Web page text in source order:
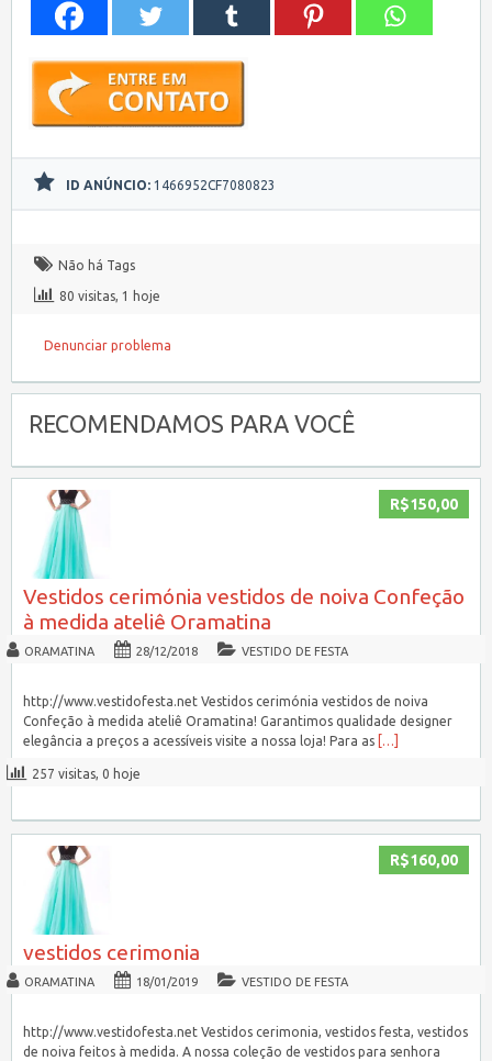
ID ANÚNCIO: 1466952CF7080823
Não há Tags
80 visitas, 1 hoje
Denunciar problema
RECOMENDAMOS PARA VOCÊ
R$150,00
Vestidos cerimónia vestidos de noiva Confeção
à medida ateliê Oramatina
ORAMATINA 28/12/2018 VESTIDO DE FESTA
http://www.vestidofesta.net Vestidos cerimónia vestidos de noiva
Confeção à medida ateliê Oramatina! Garantimos qualidade designer
elegância a preços a acessíveis visite a nossa loja! Para as
[…]
257 visitas, 0 hoje
R$160,00
vestidos cerimonia
ORAMATINA 18/01/2019 VESTIDO DE FESTA
http://www.vestidofesta.net Vestidos cerimonia, vestidos festa, vestidos
de noiva feitos à medida. A nossa coleção de vestidos para senhora